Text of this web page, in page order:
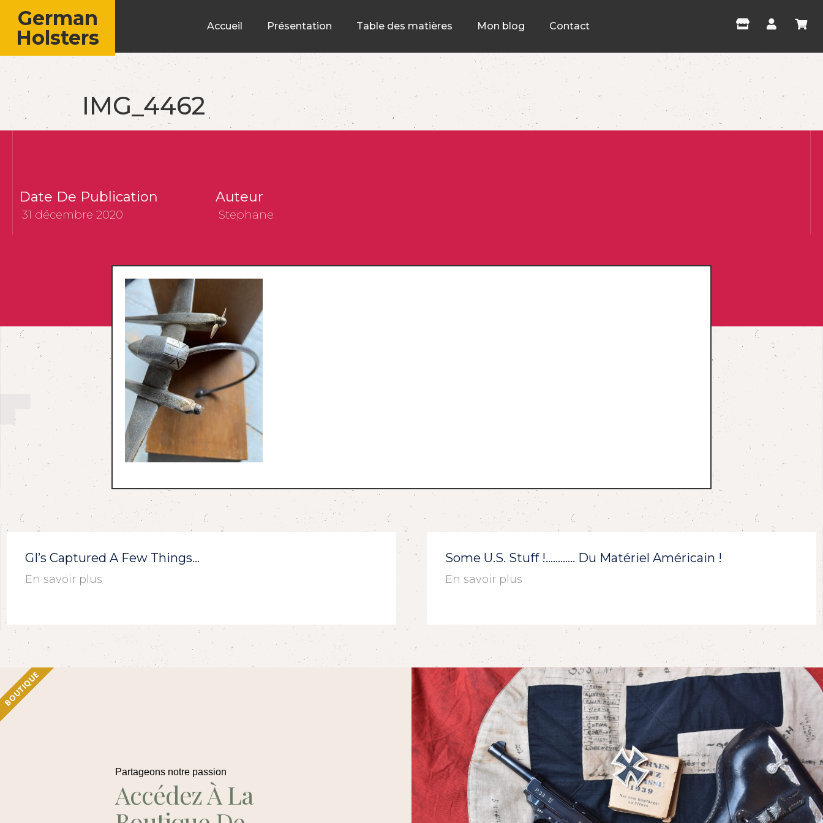
German
Holsters
Accueil Présentation Table des matières Mon blog Contact
IMG_4462
Date De Publication
31 décembre 2020
Auteur
Stephane
GI’s Captured A Few Things…
En savoir plus
Some U.S. Stuff !………… Du Matériel Américain !
En savoir plus
Partageons notre passion
Accédez À La
BOUTIQUE